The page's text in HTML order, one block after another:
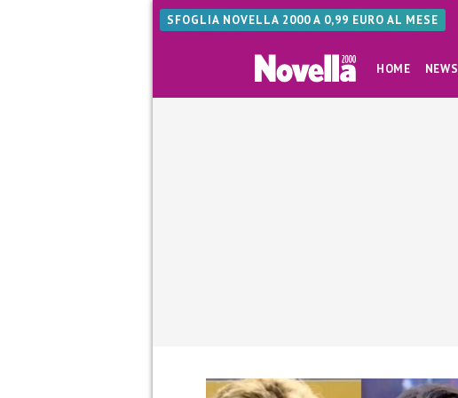
SFOGLIA NOVELLA 2000 A 0,99 EURO AL MESE
HOME NEWS